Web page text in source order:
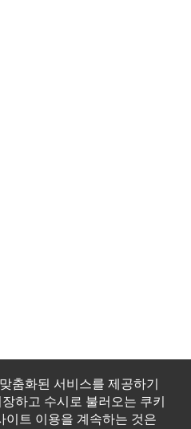
춤화된 서비스를 제공하기
하고 수시로 불러오는 쿠키
이트 이용을 계속하는 것은